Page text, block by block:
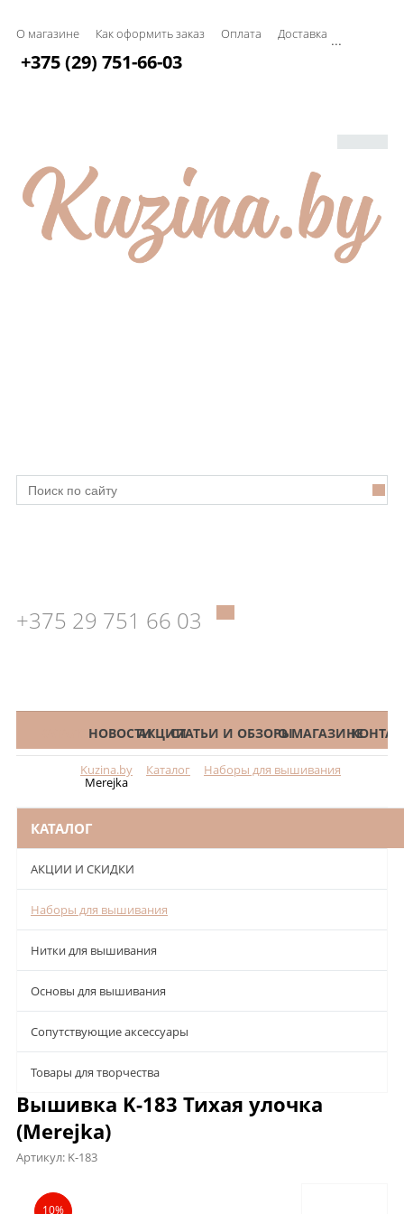
О магазине Как оформить заказ Оплата Доставка ...
+375 (29) 751-66-03
+375 29 751 66 03
КАТАЛОГНОВОСТИАКЦИИСТАТЬИ И ОБЗОРЫО МАГАЗИНЕ
Kuzina.by Каталог Наборы для вышивания
Merejka
КАТАЛОГ
АКЦИИ И СКИДКИ
Наборы для вышивания
Нитки для вышивания
Основы для вышивания
Сопутствующие аксессуары
Товары для творчества
Вышивка K-183 Тихая улочка
(Merejka)
Артикул: K-183
Описание
10%